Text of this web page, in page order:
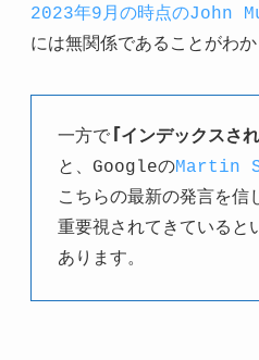
2023年9月の時点のJohn
には無関係であることがわか
一方で 「インデックスさ
と、GoogleのMartin
こちらの最新の発言を信
重要視されてきていると
あります。